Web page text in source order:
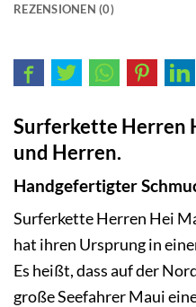
REZENSIONEN (0)
Surferkette Herren
und Herren.
Handgefertigter
Surferkette Herren Hei
hat ihren Ursprung in
Es heißt, dass auf der
große Seefahrer Maui